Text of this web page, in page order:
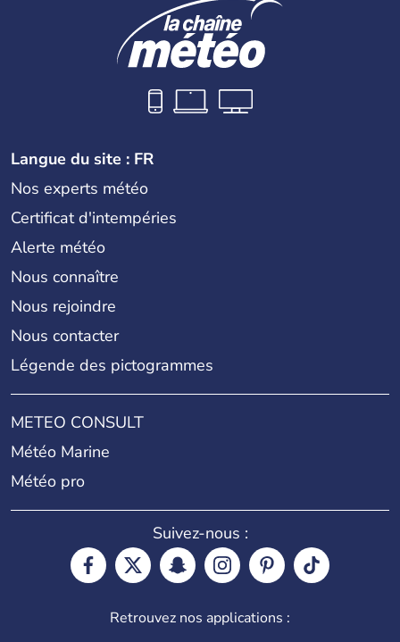
Langue du site : FR
Nos experts météo
Certificat d'intempéries
Alerte météo
Nous connaître
Nous rejoindre
Nous contacter
Légende des pictogrammes
METEO CONSULT
Météo Marine
Météo pro
Suivez-nous :
Retrouvez nos applications :